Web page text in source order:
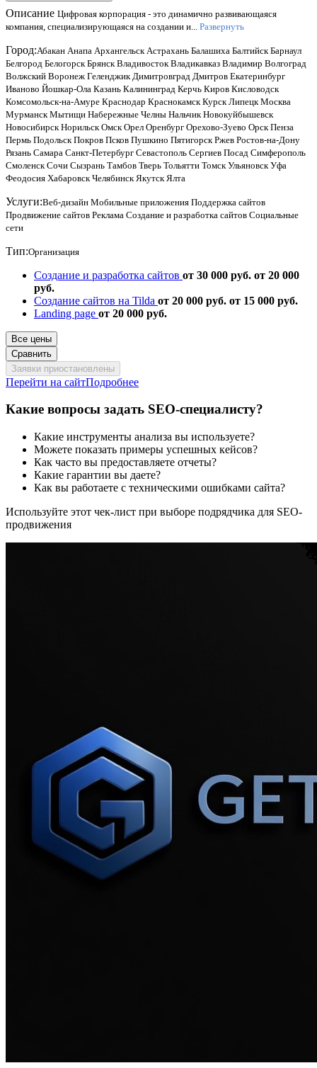
Описание Цифровая корпорация - это динамично развивающаяся
компания, специализирующаяся на создании и...
Развернуть
Город:Абакан Анапа Архангельск Астрахань Балашиха Балтийск Барнаул
Белгород Белогорск Брянск Владивосток Владикавказ Владимир Волгоград
Волжский Воронеж Геленджик Димитровград Дмитров Екатеринбург
Иваново Йошкар-Ола Казань Калининград Керчь Киров Кисловодск
Комсомольск-на-Амуре Краснодар Краснокамск Курск Липецк Москва
Мурманск Мытищи Набережные Челны Нальчик Новокуйбышевск
Новосибирск Норильск Омск Орел Оренбург Орехово-Зуево Орск Пенза
Пермь Подольск Покров Псков Пушкино Пятигорск Ржев Ростов-на-Дону
Рязань Самара Санкт-Петербург Севастополь Сергиев Посад Симферополь
Смоленск Сочи Сызрань Тамбов Тверь Тольятти Томск Ульяновск Уфа
Феодосия Хабаровск Челябинск Якутск Ялта
Услуги:Веб-дизайн Мобильные приложения Поддержка сайтов
Продвижение сайтов Реклама Создание и разработка сайтов Социальные
сети
Тип:Организация
Создание и разработка сайтов от 30 000 руб. от 20 000
руб.
Создание сайтов на Tilda от 20 000 руб. от 15 000 руб.
Landing page от 20 000 руб.
Все цены
Сравнить
Заявки приостановлены
Перейти на сайтПодробнее
Какие вопросы задать SEO-специалисту?
Какие инструменты анализа вы используете?
Можете показать примеры успешных кейсов?
Как часто вы предоставляете отчеты?
Какие гарантии вы даете?
Как вы работаете с техническими ошибками сайта?
Используйте этот чек-лист при выборе подрядчика для SEO-
продвижения